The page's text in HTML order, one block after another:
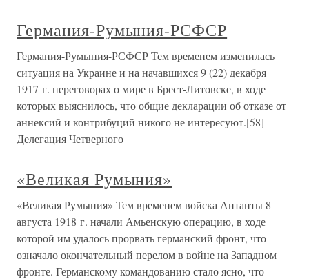
Германия-Румыния-РСФСР
Германия-Румыния-РСФСР Тем временем изменилась
ситуация на Украине и на начавшихся 9 (22) декабря
1917 г. переговорах о мире в Брест-Литовске, в ходе
которых выяснилось, что общие декларации об отказе от
аннексий и контрибуций никого не интересуют.[58]
Делегация Четверного
«Великая Румыния»
«Великая Румыния» Тем временем войска Антанты 8
августа 1918 г. начали Амьенскую операцию, в ходе
которой им удалось прорвать германский фронт, что
означало окончательный перелом в войне на Западном
фронте. Германскому командованию стало ясно, что